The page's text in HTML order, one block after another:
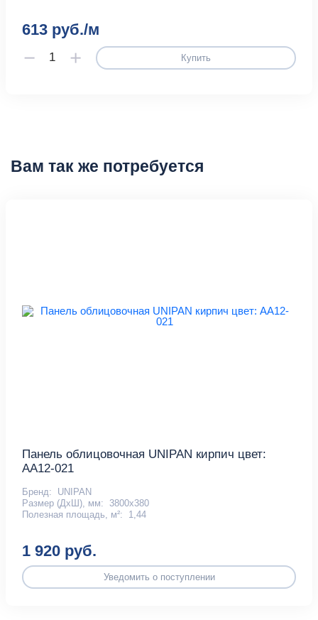
613 руб./м
Купить
Вам так же потребуется
Панель облицовочная UNIPAN кирпич цвет:
AA12-021
Бренд:
UNIPAN
Размер (ДхШ), мм:
3800х380
Полезная площадь, м²:
1,44
1 920 руб.
Уведомить о поступлении